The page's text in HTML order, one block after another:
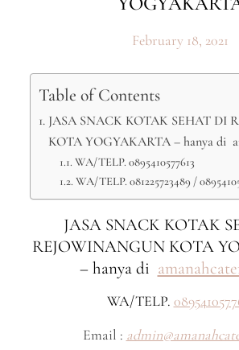
February 18, 2021
Table of Contents
JASA SNACK KOTAK SEHAT DI
KOTA YOGYAKARTA – hanya di
WA/TELP. 0895410577613
WA/TELP. 081225723489 /
JASA SNACK KOTAK
REJOWINANGUN KOTA
– hanya di
WA/TELP.
Email :